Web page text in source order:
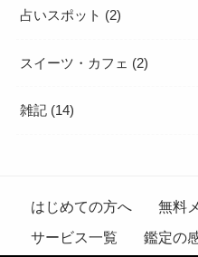
占いスポット (2)
スイーツ・カフェ (2)
雑記 (14)
はじめての方へ 無料
サービス一覧
鑑定の